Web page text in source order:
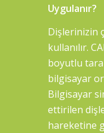
Uygulanır?
Dişlerinizin
kullanılır.
boyutlu
bilgisayar
Bilgisayar
ettirilen
hareketine